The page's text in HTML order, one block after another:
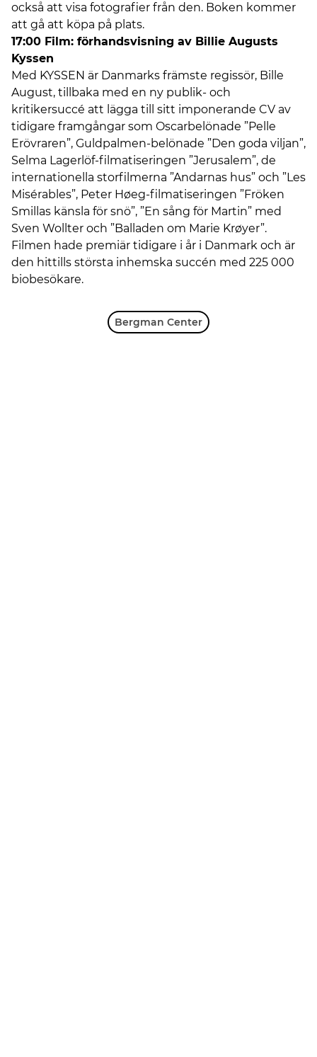
också att visa fotografier från den. Boken kommer
att gå att köpa på plats.
17:00 Film: förhandsvisning av Billie Augusts
Kyssen
Med KYSSEN är Danmarks främste regissör, Bille
August, tillbaka med en ny publik- och
kritikersuccé att lägga till sitt imponerande CV av
tidigare framgångar som Oscarbelönade ”Pelle
Erövraren”, Guldpalmen-belönade ”Den goda viljan”,
Selma Lagerlöf-filmatiseringen ”Jerusalem”, de
internationella storfilmerna ”Andarnas hus” och ”Les
Misérables”, Peter Høeg-filmatiseringen ”Fröken
Smillas känsla för snö”, ”En sång för Martin” med
Sven Wollter och ”Balladen om Marie Krøyer”.
Filmen hade premiär tidigare i år i Danmark och är
den hittills största inhemska succén med 225 000
biobesökare.
Bergman Center